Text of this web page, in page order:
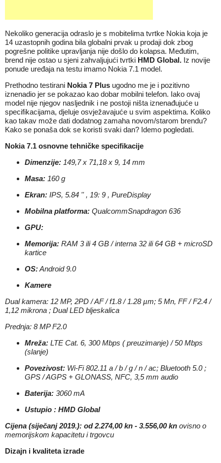
Nekoliko generacija odraslo je s mobitelima tvrtke Nokia koja je
14 uzastopnih godina bila globalni prvak u prodaji dok zbog
pogrešne politike upravljanja nije došlo do kolapsa. Međutim,
brend nije ostao u sjeni zahvaljujući tvrtki HMD Global. Iz novije
ponude uređaja na testu imamo Nokia 7.1 model.
Prethodno testirani Nokia 7 Plus ugodno me je i pozitivno
iznenadio jer se pokazao kao dobar mobilni telefon. Iako ovaj
model nije njegov nasljednik i ne postoji ništa iznenađujuće u
specifikacijama, djeluje osvježavajuće u svim aspektima. Koliko
kao takav može dati dodatnog zamaha novom/starom brendu?
Kako se ponaša dok se koristi svaki dan? Idemo pogledati.
Nokia 7.1 osnovne tehničke specifikacije
Dimenzije: 149,7 x 71,18 x 9, 14 mm
Masa: 160 g
Ekran: IPS, 5.84 '' , 19: 9 , PureDisplay
Mobilna platforma: QualcommSnapdragon 636
GPU:
Memorija: RAM 3 ili 4 GB / interna 32 ili 64 GB + microSD
kartice
OS:Android 9.0
Kamere
Dual kamera: 12 MP, 2PD / AF / f1.8 / 1.28 µm; 5 Mn, FF / F2.4 /
1,12 mikrona ; Dual LED bljeskalica
Prednja: 8 MP F2.0
Mreža: LTE Cat. 6, 300 Mbps ( preuzimanje) / 50 Mbps
(slanje)
Povezivost: Wi-Fi 802.11 a / b / g / n / ac; Bluetooth 5.0 ;
GPS / AGPS + GLONASS, NFC, 3,5 mm audio
Baterija: 3060 mA
Ustupio : HMD Global
Cijena (siječanj 2019.): od2.274,00 kn - 3.556,00 kn ovisno o
memorijskom kapacitetu i trgovcu
Dizajn i kvaliteta izrade